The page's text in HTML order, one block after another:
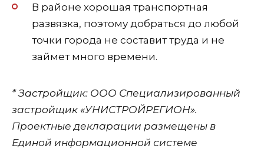
В районе хорошая транспортная
развязка, поэтому добраться до любой
точки города не составит труда и не
займет много времени.
* Застройщик: ООО Специализированный
застройщик «УНИСТРОЙРЕГИОН».
Проектные декларации размещены в
Единой информационной системе